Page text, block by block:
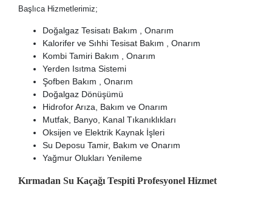
Başlıca Hizmetlerimiz;
Doğalgaz Tesisatı Bakım , Onarım
Kalorifer ve Sıhhi Tesisat Bakım , Onarım
Kombi Tamiri Bakım , Onarım
Yerden Isıtma Sistemi
Şofben Bakım , Onarım
Doğalgaz Dönüşümü
Hidrofor Arıza, Bakım ve Onarım
Mutfak, Banyo, Kanal Tıkanıklıkları
Oksijen ve Elektrik Kaynak İşleri
Su Deposu Tamir, Bakım ve Onarım
Yağmur Olukları Yenileme
Kırmadan Su Kaçağı Tespiti Profesyonel Hizmet